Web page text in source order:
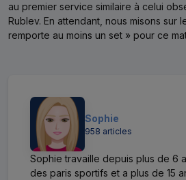
au premier service similaire à celui
Rublev. En attendant, nous misons sur
remporte au moins un set » pour ce
Sophie
958 articles
Sophie travaille depuis plus de 6
des paris sportifs et a plus de 15